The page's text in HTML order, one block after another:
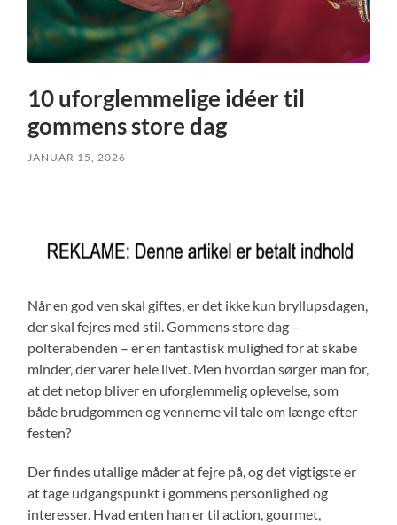
10 uforglemmelige idéer til
gommens store dag
JANUAR 15, 2026
Når en god ven skal giftes, er det ikke kun bryllupsdagen,
der skal fejres med stil. Gommens store dag –
polterabenden – er en fantastisk mulighed for at skabe
minder, der varer hele livet. Men hvordan sørger man for,
at det netop bliver en uforglemmelig oplevelse, som
både brudgommen og vennerne vil tale om længe efter
festen?
Der findes utallige måder at fejre på, og det vigtigste er
at tage udgangspunkt i gommens personlighed og
interesser. Hvad enten han er til action, gourmet,